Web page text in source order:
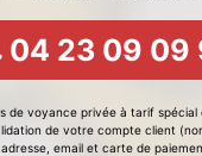
04 23 09 09
de voyance privée à tarif spécial
de votre compte client
email et carte de